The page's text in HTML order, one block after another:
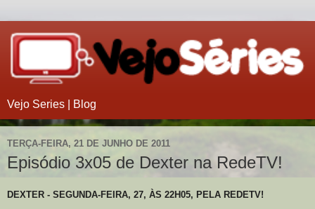
Vejo Series | Blog
TERÇA-FEIRA, 21 DE JUNHO DE 2011
Episódio 3x05 de Dexter na RedeTV!
DEXTER - SEGUNDA-FEIRA, 27, ÀS 22H05, PELA REDETV!